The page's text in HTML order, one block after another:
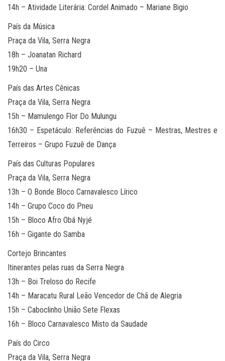
14h – Atividade Literária: Cordel Animado – Mariane Bigio
País da Música
Praça da Vila, Serra Negra
18h – Joanatan Richard
19h20 – Una
País das Artes Cênicas
Praça da Vila, Serra Negra
15h – Mamulengo Flor Do Mulungu
16h30 – Espetáculo: Referências do Fuzuê – Mestras, Mestres e
Terreiros – Grupo Fuzuê de Dança
País das Culturas Populares
Praça da Vila, Serra Negra
13h – O Bonde Bloco Carnavalesco Lírico
14h – Grupo Coco do Pneu
15h – Bloco Afro Obá Nyjé
16h – Gigante do Samba
Cortejo Brincantes
Itinerantes pelas ruas da Serra Negra
13h – Boi Treloso do Recife
14h – Maracatu Rural Leão Vencedor de Chã de Alegria
15h – Caboclinho União Sete Flexas
16h – Bloco Carnavalesco Misto da Saudade
País do Circo
Praça da Vila, Serra Negra